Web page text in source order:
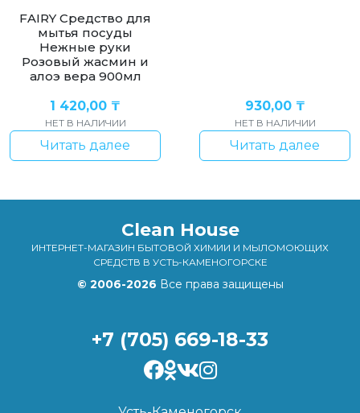
FAIRY Средство для
мытья посуды
Нежные руки
Розовый жасмин и
алоэ вера 900мл
1 420,00 ₸
НЕТ В НАЛИЧИИ
Читать далее
930,00 ₸
НЕТ В НАЛИЧИИ
Читать далее
Clean House
ИНТЕРНЕТ-МАГАЗИН БЫТОВОЙ ХИМИИ И МЫЛОМОЮЩИХ
СРЕДСТВ В УСТЬ-КАМЕНОГОРСКЕ
© 2006-2026 Все права защищены
+7 (705) 669-18-33